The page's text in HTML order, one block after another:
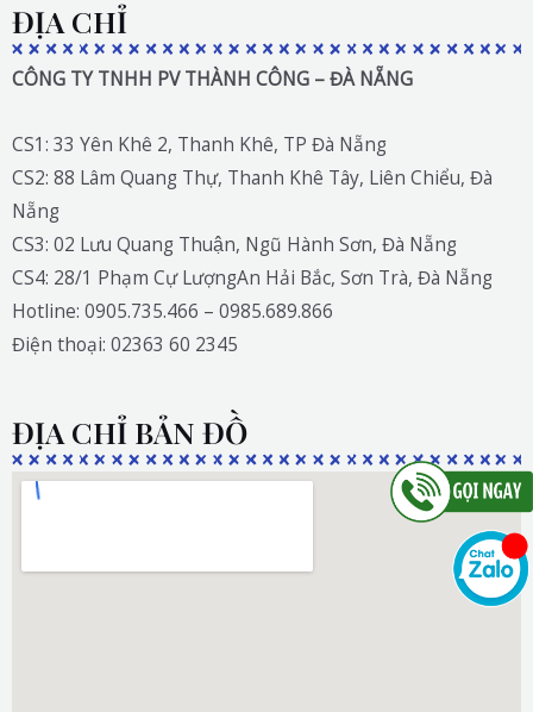
ĐỊA CHỈ
CÔNG TY TNHH PV THÀNH CÔNG – ĐÀ NẴNG
CS1: 33 Yên Khê 2, Thanh Khê, TP Đà Nẵng
CS2: 88 Lâm Quang Thự, Thanh Khê Tây, Liên Chiểu, Đà
Nẵng
CS3: 02 Lưu Quang Thuận, Ngũ Hành Sơn, Đà Nẵng
CS4: 28/1 Phạm Cự LượngAn Hải Bắc, Sơn Trà, Đà Nẵng
Hotline: 0905.735.466 – 0985.689.866
Điện thoại: 02363 60 2345
ĐỊA CHỈ BẢN ĐỒ